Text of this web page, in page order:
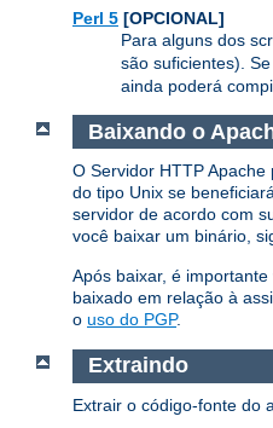
Perl 5 [OPCIONAL]
Para alguns dos
são suficientes).
ainda poderá
Baixando o
O Servidor HTTP
do tipo Unix se
servidor de acordo com
você baixar um binário,
Após baixar, é
baixado em relação à
o uso do PGP.
Extraindo
Extrair o código-fonte do